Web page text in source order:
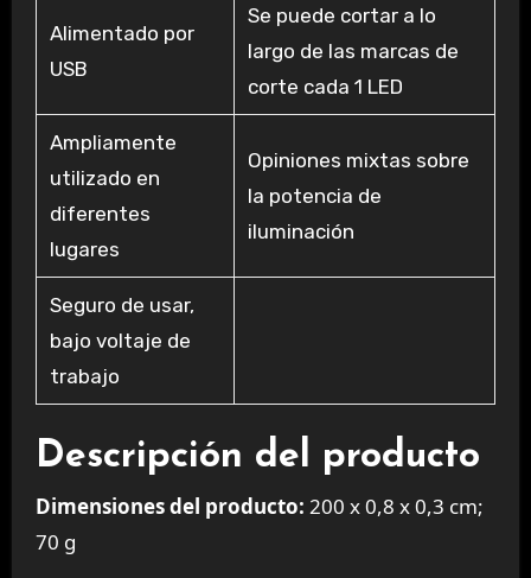
Alimentado por
USB
Se puede cortar a lo
largo de las marcas de
corte cada 1 LED
Ampliamente
utilizado en
diferentes
lugares
Opiniones mixtas sobre
la potencia de
iluminación
Seguro de usar,
bajo voltaje de
trabajo
Descripción del producto
Dimensiones del producto: 200 x 0,8 x 0,3 cm;
70 g